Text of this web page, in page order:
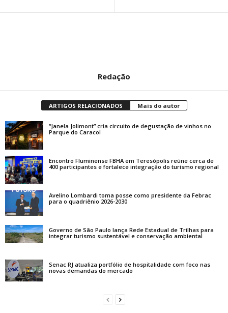
Redação
ARTIGOS RELACIONADOS Mais do autor
“Janela Jolimont” cria circuito de degustação de vinhos no
Parque do Caracol
Encontro Fluminense FBHA em Teresópolis reúne cerca de
400 participantes e fortalece integração do turismo regional
Avelino Lombardi toma posse como presidente da Febrac
para o quadriênio 2026-2030
Governo de São Paulo lança Rede Estadual de Trilhas para
integrar turismo sustentável e conservação ambiental
Senac RJ atualiza portfólio de hospitalidade com foco nas
novas demandas do mercado